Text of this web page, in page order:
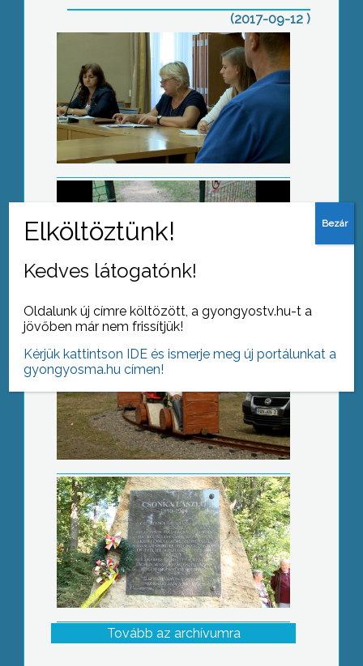
(2017-09-12 )
Máris megrongálták
Családi nap Sástón
Koszorúzással emlékeztek
Tovább az archívumra
Kedves látogatónk!
Oldalunk új címre költözött, a gyongyostv.hu-t a
jövőben már nem frissítjük!
Kérjük kattintson IDE és ismerje meg új portálunkat a
gyongyosma.hu címen!